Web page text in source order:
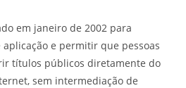
em janeiro de 2002 para
e permitir que pessoas
títulos públicos diretamente do
sem intermediação de